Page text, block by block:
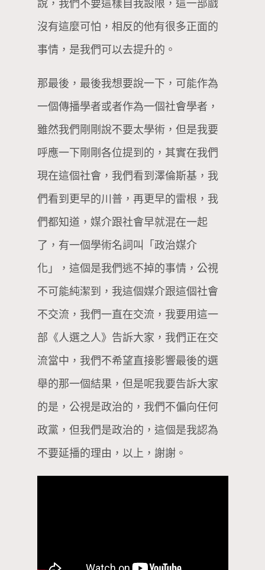
說，我們不要這樣自我設限，這一部戲
沒有這麼可怕，相反的他有很多正面的
事情，是我們可以去提升的。
那最後，最後我想要說一下，可能作為
一個傳播學者或者作為一個社會學者，
雖然我們剛剛說不要太學術，但是我要
呼應一下剛剛各位提到的，其實在我們
現在這個社會，我們看到澤倫斯基，我
們看到更早的川普，再更早的雷根，我
們都知道，媒介跟社會早就混在一起
了，有一個學術名詞叫「政治媒介
化」，這個是我們逃不掉的事情，公視
不可能純潔到，我這個媒介跟這個社會
不交流，我們一直在交流，我要用這一
部《人選之人》告訴大家，我們正在交
流當中，我們不希望直接影響最後的選
舉的那一個結果，但是呢我要告訴大家
的是，公視是政治的，我們不偏向任何
政黨，但我們是政治的，這個是我認為
不要延播的理由，以上，謝謝。